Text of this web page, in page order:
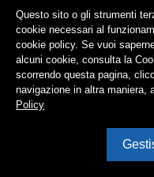
Questo sito o gli strumenti
cookie necessari al
cookie policy. Se vuoi
alcuni cookie, consulta la
scorrendo questa pagina,
navigazione in altra maniera,
Policy